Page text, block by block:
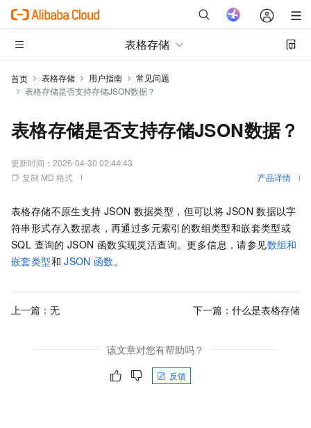
表格存储
首页 表格存储 用户指南
常见问题
表格存储是否支持存储JSON数据？
表格存储是否支持存储JSON数据？
更新时间： 2026-04-30 02:44:43
复制 MD 格式
产品详情
表格存储不原生支持 JSON 数据类型，但可以将 JSON 数据以字
符串形式存入数据表，再通过多元索引的数组类型和嵌套类型或
SQL 查询的 JSON 函数实现灵活查询。更多信息，请参见数组和
嵌套类型和 JSON 函数。
上一篇：无 下一篇： 什么是表格存储
该文章对您有帮助吗？
反馈